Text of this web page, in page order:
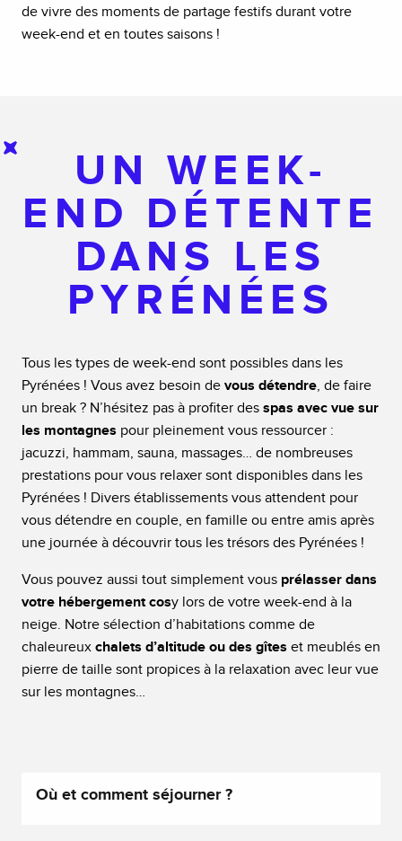
de vivre des moments de partage festifs durant votre
week-end et en toutes saisons !
UN WEEK-
END DÉTENTE
DANS LES
PYRÉNÉES
Tous les types de week-end sont possibles dans les
Pyrénées ! Vous avez besoin de vous détendre, de faire
un break ? N’hésitez pas à profiter des spas avec vue sur
les montagnes pour pleinement vous ressourcer :
jacuzzi, hammam, sauna, massages… de nombreuses
prestations pour vous relaxer sont disponibles dans les
Pyrénées ! Divers établissements vous attendent pour
vous détendre en couple, en famille ou entre amis après
une journée à découvrir tous les trésors des Pyrénées !
Vous pouvez aussi tout simplement vous prélasser dans
votre hébergement cosy lors de votre week-end à la
neige. Notre sélection d’habitations comme de
chaleureux chalets d’altitude ou des gîtes et meublés en
pierre de taille sont propices à la relaxation avec leur vue
sur les montagnes…
Où et comment séjourner ?